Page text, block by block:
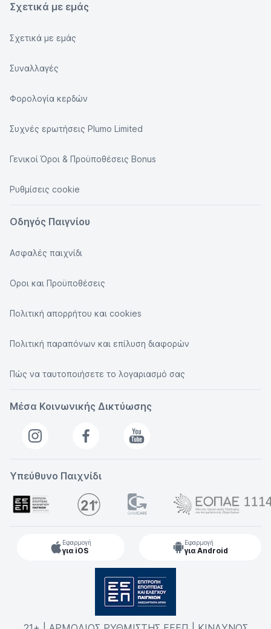
Σχετικά με εμάς
Σχετικά με εμάς
Συναλλαγές
Φορολογία κερδών
Συχνές ερωτήσεις Plumo Limited
Γενικοί Όροι & Προϋποθέσεις Bonus
Ρυθμίσεις cookie
Οδηγός Παιγνίου
Ασφαλές παιχνίδι
Οροι και Προϋποθέσεις
Πολιτική απορρήτου και cookies
Πολιτική παραπόνων και επίλυση διαφορών
Πώς να ταυτοποιήσετε το λογαριασμό σας
Μέσα Κοινωνικής Δικτύωσης
Υπεύθυνο Παιχνίδι
Εφαρμογή
για iOS
Εφαρμογή
για Android